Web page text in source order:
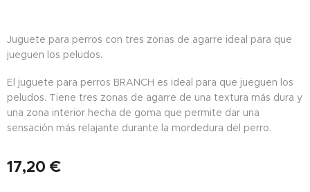
Juguete para perros con tres zonas de agarre ideal para que
jueguen los peludos.
El juguete para perros BRANCH es ideal para que jueguen los
peludos. Tiene tres zonas de agarre de una textura más dura y
una zona interior hecha de goma que permite dar una
sensación más relajante durante la mordedura del perro.
17,20 €